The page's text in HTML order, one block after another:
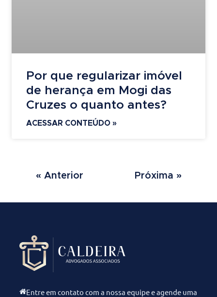
Por que regularizar imóvel
de herança em Mogi das
Cruzes o quanto antes?
ACESSAR CONTEÚDO »
« Anterior Próxima »
Entre em contato com a nossa equipe e agende uma